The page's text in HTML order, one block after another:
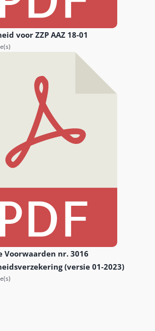
voor ZZP AAZ 18-01
Voorwaarden nr. 3016
(versie 01-2023)